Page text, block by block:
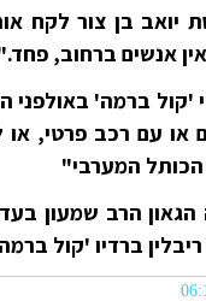
בן צור לקח
אנשים ברחוב,
'קול ברמה' באולפני
או עם רכב פרטי,
המערבי"
ברדיו 'קול